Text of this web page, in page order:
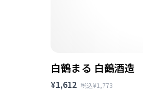
白鶴まる 白鶴酒造
¥1,612 税込¥1,773